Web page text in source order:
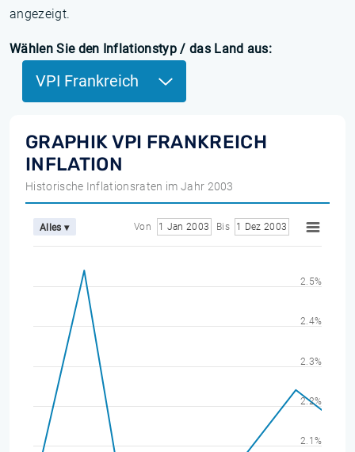
angezeigt.
Wählen Sie den Inflationstyp / das Land aus:
VPI Frankreich
GRAPHIK VPI FRANKREICH
INFLATION
Historische Inflationsraten im Jahr 2003
Alles ▾ Von 1 Jan 2003 Bis 1 Dez 2003
2.1%
2.2%
2.3%
2.4%
2.5%